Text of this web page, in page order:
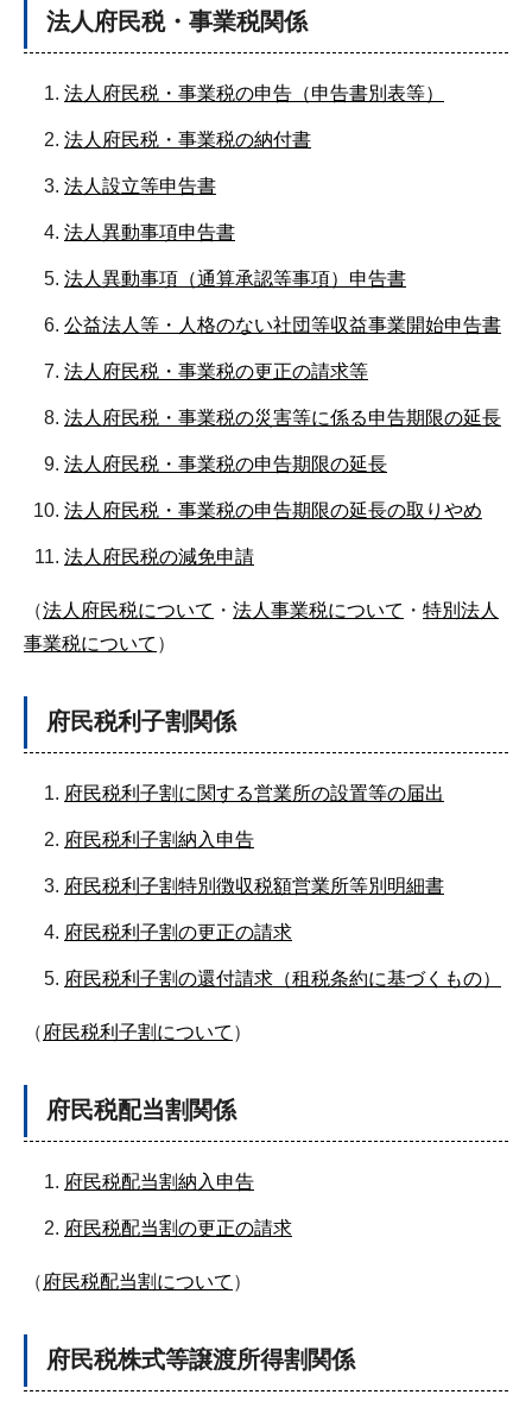
法人府民税・事業税関係
法人府民税・事業税の申告（申告書別表等）
法人府民税・事業税の納付書
法人設立等申告書
法人異動事項申告書
法人異動事項（通算承認等事項）申告書
公益法人等・人格のない社団等収益事業開始申告書
法人府民税・事業税の更正の請求等
法人府民税・事業税の災害等に係る申告期限の延長
法人府民税・事業税の申告期限の延長
法人府民税・事業税の申告期限の延長の取りやめ
法人府民税の減免申請
（法人府民税について ・ 法人事業税について ・ 特別法人
事業税について ）
府民税利子割関係
府民税利子割に関する営業所の設置等の届出
府民税利子割納入申告
府民税利子割特別徴収税額営業所等別明細書
府民税利子割の更正の請求
府民税利子割の還付請求（租税条約に基づくもの）
（ 府民税利子割について ）
府民税配当割関係
府民税配当割納入申告
府民税配当割の更正の請求
（ 府民税配当割について ）
府民税株式等譲渡所得割関係